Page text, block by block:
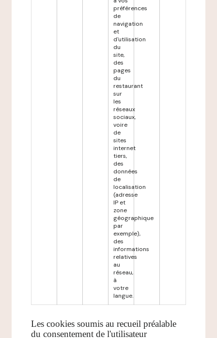
préférences
de
navigation
et
d'utilisation
du
site,
des
pages
du
restaurant
sur
les
réseaux
sociaux,
voire
de
sites
internet
tiers,
des
données
de
localisation
(adresse
IP et
zone
géographique
par
exemple),
des
informations
relatives
au
réseau,
à
votre
langue.
Les cookies soumis au recueil préalable
du consentement de l'utilisateur